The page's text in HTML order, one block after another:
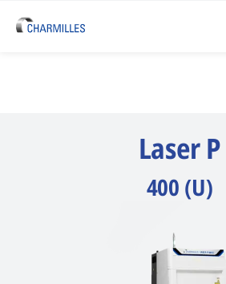
Laser P
400 (U)